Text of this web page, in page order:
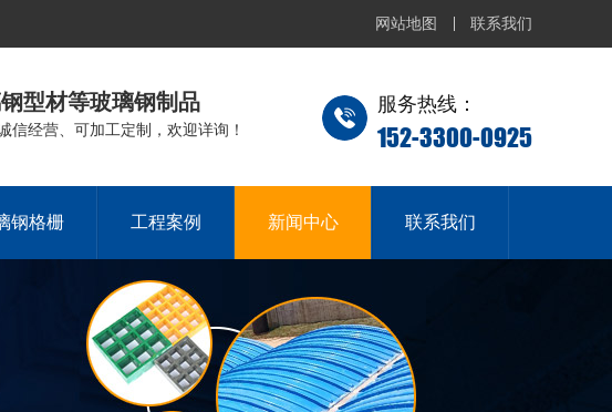
网站地图 联系我们
型材等玻璃钢制品
经营、可加工定制，欢迎详询！
服务热线：
152-3300-0925
钢格栅 工程案例 新闻中心 联系我们